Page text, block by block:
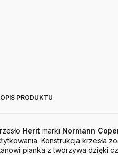
OPIS PRODUKTU
Herit marki Normann
Konstrukcja krzesła
pianka z tworzywa dzięki